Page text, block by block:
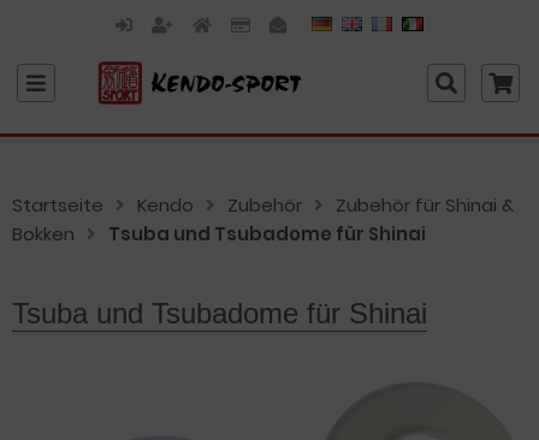
Startseite Kendo Zubehör
Zubehör für Shinai &
Bokken
Tsuba und Tsubadome für Shinai
Tsuba und Tsubadome für Shinai